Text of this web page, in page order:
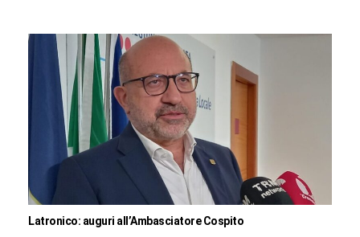
Latronico: auguri all’Ambasciatore Cospito